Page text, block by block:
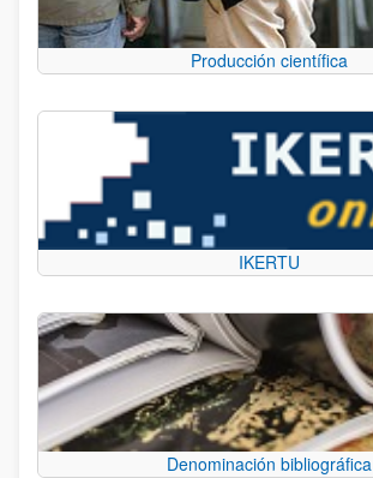
Producción científica
IKERTU
Denominación bibliográfica